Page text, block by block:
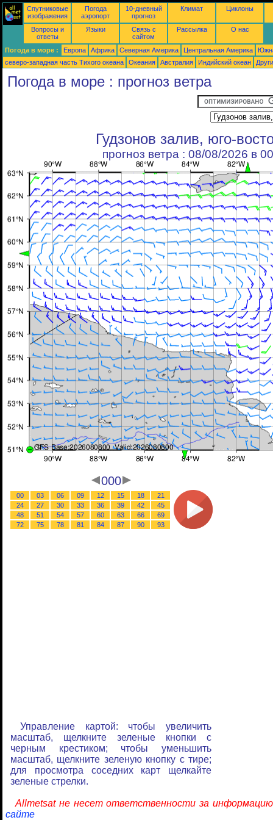
Спутниковые
изображения
Погода
аэропорт
10-дневный
прогноз
Климат Циклоны
Вопросы и
ответы
Языки
Связь с
сайтом
Рассылка О нас
Погода в море : Европа Африка Северная Америка Центральная Америка
северо-западная часть Tихого океана
Океания Австралия Индийский океан
Погода в море : прогноз ветра
Гудзонов залив, юго-
прогноз ветра : 08/08/2026 в
000
00 03 06 09 12 15 18
21
24
27 30 33 36 39 42
45
48
51 54 57 60 63 66
69
72
75 78 81 84 87 90 93
Управление картой: чтобы увеличить
масштаб, щелкните зеленые кнопки с
черным крестиком; чтобы уменьшить
масштаб, щелкните зеленую кнопку с тире;
для просмотра соседних карт щелкайте
зеленые стрелки.
Allmetsat не несет ответственности за
сайте